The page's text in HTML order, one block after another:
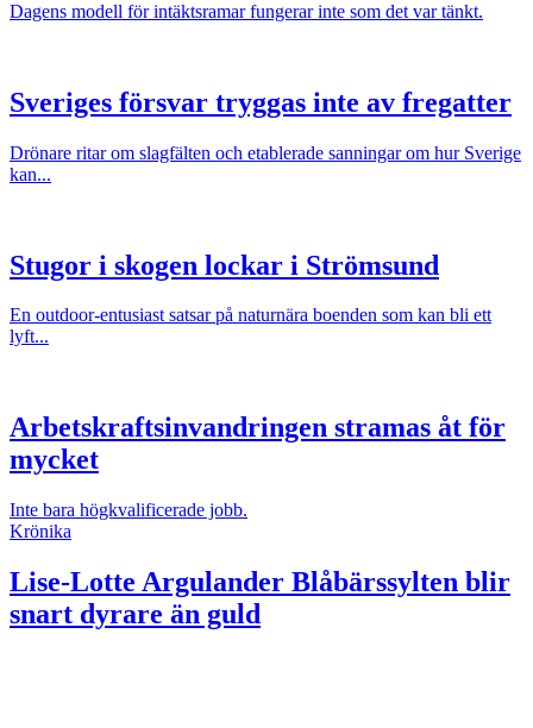
Dagens modell för intäktsramar fungerar inte som det var tänkt.
Sveriges försvar tryggas inte av fregatter
Drönare ritar om slagfälten och etablerade sanningar om hur Sverige
kan...
Stugor i skogen lockar i Strömsund
En outdoor-entusiast satsar på naturnära boenden som kan bli ett
lyft...
Arbetskraftsinvandringen stramas åt för
mycket
Inte bara högkvalificerade jobb.
Krönika
Lise-Lotte Argulander Blåbärssylten blir
snart dyrare än guld